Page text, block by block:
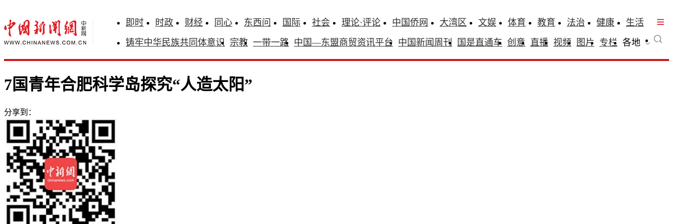
即时 时政 财经 同心 东西问 国际 社会 理论·评论 中国侨网 大湾区 文娱 体育 教育 法治 健康
生活
铸牢中华民族共同体意识 宗教 一带一路 中国—东盟商贸资讯平台 中国新闻周刊 国是直通车 创意 直播 视频 图片 专栏 各地
7国青年合肥科学岛探究“人造太阳”
分享到：